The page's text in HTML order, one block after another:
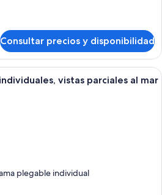
Consultar precios y disponibilidad
Una habitación de hotel moderna
vistas parciales al mar
plegable individual